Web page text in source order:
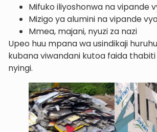
Mifuko iliyoshonwa na vipande
Mizigo ya alumini na vipande
Mmea, majani, nyuzi za nazi
Upeo huu mpana wa usindikaji
kubana viwandani kutoa faida
nyingi.